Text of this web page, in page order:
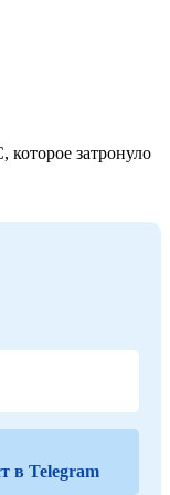
затронуло
в Telegram